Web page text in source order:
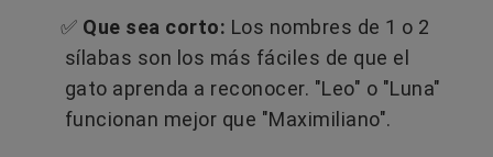
✅ Que sea corto: Los nombres de 1 o 2
sílabas son los más fáciles de que el
gato aprenda a reconocer. "Leo" o "Luna"
funcionan mejor que "Maximiliano".